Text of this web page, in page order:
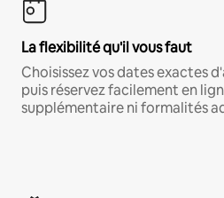
La flexibilité qu'il vous faut
Choisissez vos dates exactes
puis réservez facilement en
supplémentaire ni formalités